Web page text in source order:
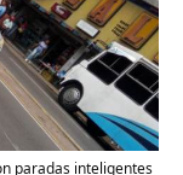
paradas inteligentes